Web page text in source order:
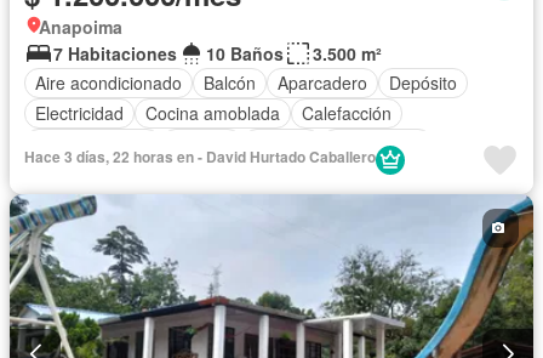
Anapoima
7 Habitaciones
10 Baños
3.500 m²
Aire acondicionado
Balcón Aparcadero
Depósito
Electricidad
Cocina amoblada
Calefacción
Gas natural
Terraza
Área infantil
Patio
Barbecue
Jardín
Seguridad privada
Piscina
Permite mascotas
Permite niños
Hace 3 días, 22 horas en - David Hurtado Caballero